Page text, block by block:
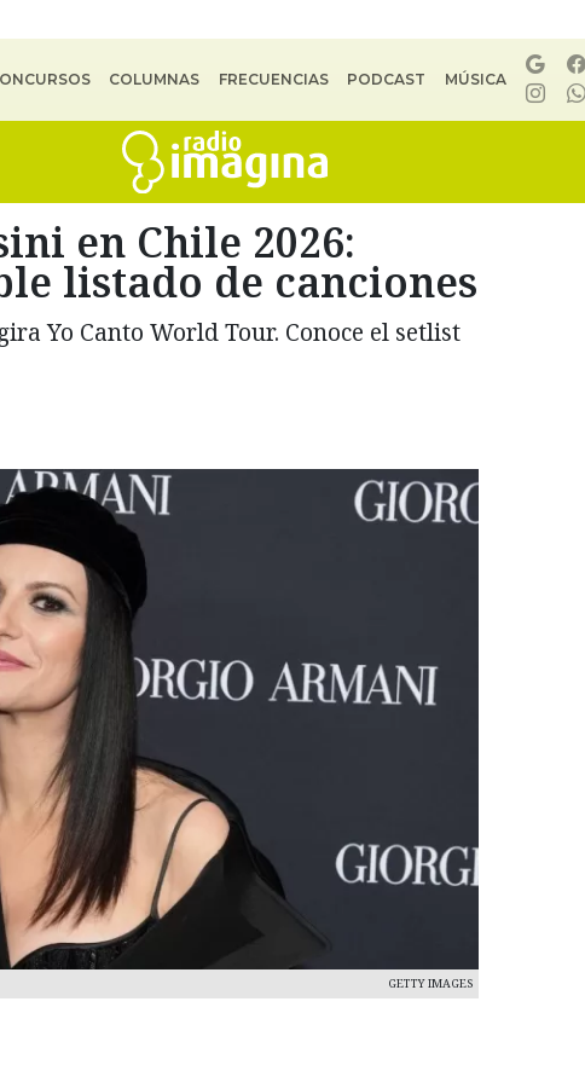
COLUMNAS FRECUENCIAS PODCAST MÚSICA
en Chile 2026:
listado de canciones
Yo Canto World Tour. Conoce el setlist
GETTY IMAGES